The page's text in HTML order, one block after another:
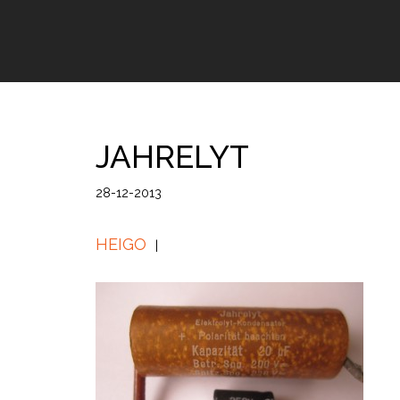
JAHRELYT
28-12-2013
HEIGO